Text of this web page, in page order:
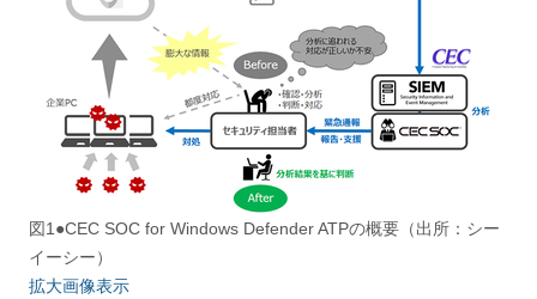
図1●CEC SOC for Windows Defender ATPの概要（出所：シー
イーシー）
拡大画像表示